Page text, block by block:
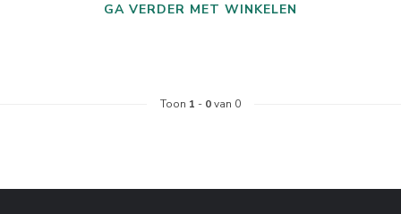
GA VERDER MET WINKELEN
Toon 1 - 0van 0